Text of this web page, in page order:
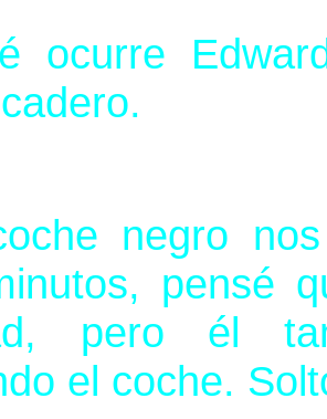
ocurre
negro
pensé
pero él
el coche.